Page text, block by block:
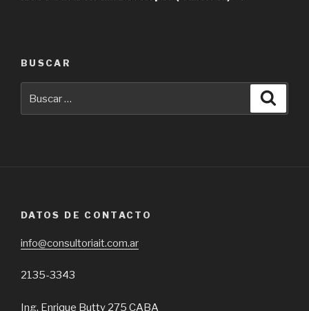
BUSCAR
por:
DATOS DE CONTACTO
info@consultoriait.com.ar
2135-3343
Ing. Enrique Butty 275 CABA